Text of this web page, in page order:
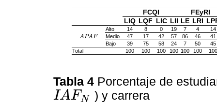
FCQI
FEyRI
LIQ LQF LIC LII LE LRI
APAF
APAF
Alto 14 8 0 19 7 4
14
Medio
47 17 42 57 86 46
41
Bajo
39 75 58 24 7 50
45
Total
100 100 100 100 100 100 100
Tabla 4 Porcentaje de
IAFN
IAFN ) y carrera